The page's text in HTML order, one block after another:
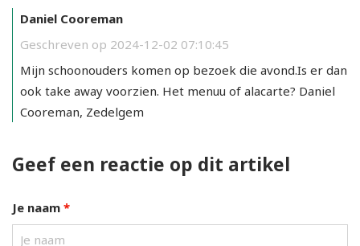
Daniel Cooreman
Geschreven op 2024-12-02 07:10:45
Mijn schoonouders komen op bezoek die avond.Is er dan
ook take away voorzien. Het menuu of alacarte? Daniel
Cooreman, Zedelgem
Geef een reactie op dit artikel
Je naam *